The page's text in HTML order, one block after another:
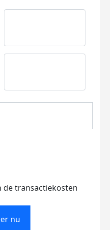
de transactiekosten
nu